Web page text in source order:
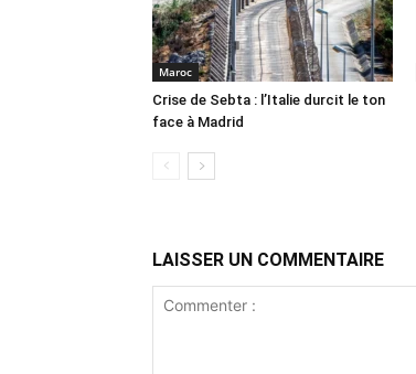
Maroc
Crise de Sebta : l’Italie durcit le ton
face à Madrid
LAISSER UN COMMENTAIRE